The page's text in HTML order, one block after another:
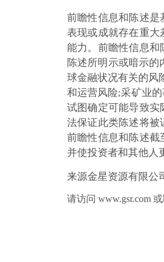
前瞻性信息和陈述是
表现或成就存在重大
能力。前瞻性信息和
陈述所明示或暗示
球金融状况有关的风
和运营风险;采矿业
试图确定可能导致实
法保证此类陈述将被
前瞻性信息和陈述截
并使投资者和其他人
来源金星资源有限公
请访问 www.gsr.com